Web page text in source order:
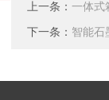
上一条： 一体式
下一条： 智能石